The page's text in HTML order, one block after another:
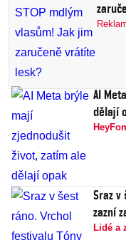
AI
dělají
Sraz v
zazní
Lidé a